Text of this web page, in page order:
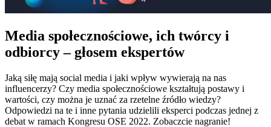
Media społecznościowe, ich twórcy i
odbiorcy – głosem ekspertów
Jaką siłę mają social media i jaki wpływ wywierają na nas
influencerzy? Czy media społecznościowe kształtują postawy i
wartości, czy można je uznać za rzetelne źródło wiedzy?
Odpowiedzi na te i inne pytania udzielili eksperci podczas jednej z
debat w ramach Kongresu OSE 2022. Zobaczcie nagranie!